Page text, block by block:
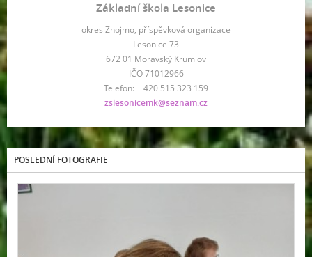
Základní škola Lesonice
okres Znojmo, příspěvková organizace
Lesonice 73
672 01 Moravský Krumlov
IČO 71012966
Telefon: + 420 515 323 159
zslesonicemk@seznam.cz
POSLEDNÍ FOTOGRAFIE